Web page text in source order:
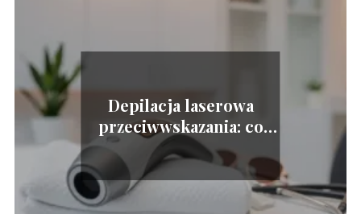
Depilacja laserowa
przeciwwskazania: co
trzeba wiedzieć?